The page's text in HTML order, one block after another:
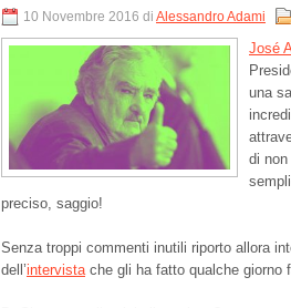
10 Novembre 2016 di Alessandro Adami
José
una
di
preciso, saggio!
Senza troppi commenti inutili riporto allora
dell’intervistache gli ha fatto qualche giorno